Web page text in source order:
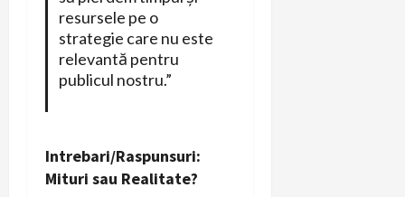
resursele pe o
strategie care nu este
relevantă pentru
publicul nostru.”
Intrebari/Raspunsuri:
Mituri sau Realitate?